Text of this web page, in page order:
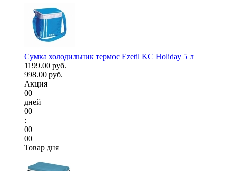
Сумка холодильник термос Ezetil KC Holiday 5 л
1199.00 руб.
998.00 руб.
Акция
00
дней
00
:
00
00
Товар дня